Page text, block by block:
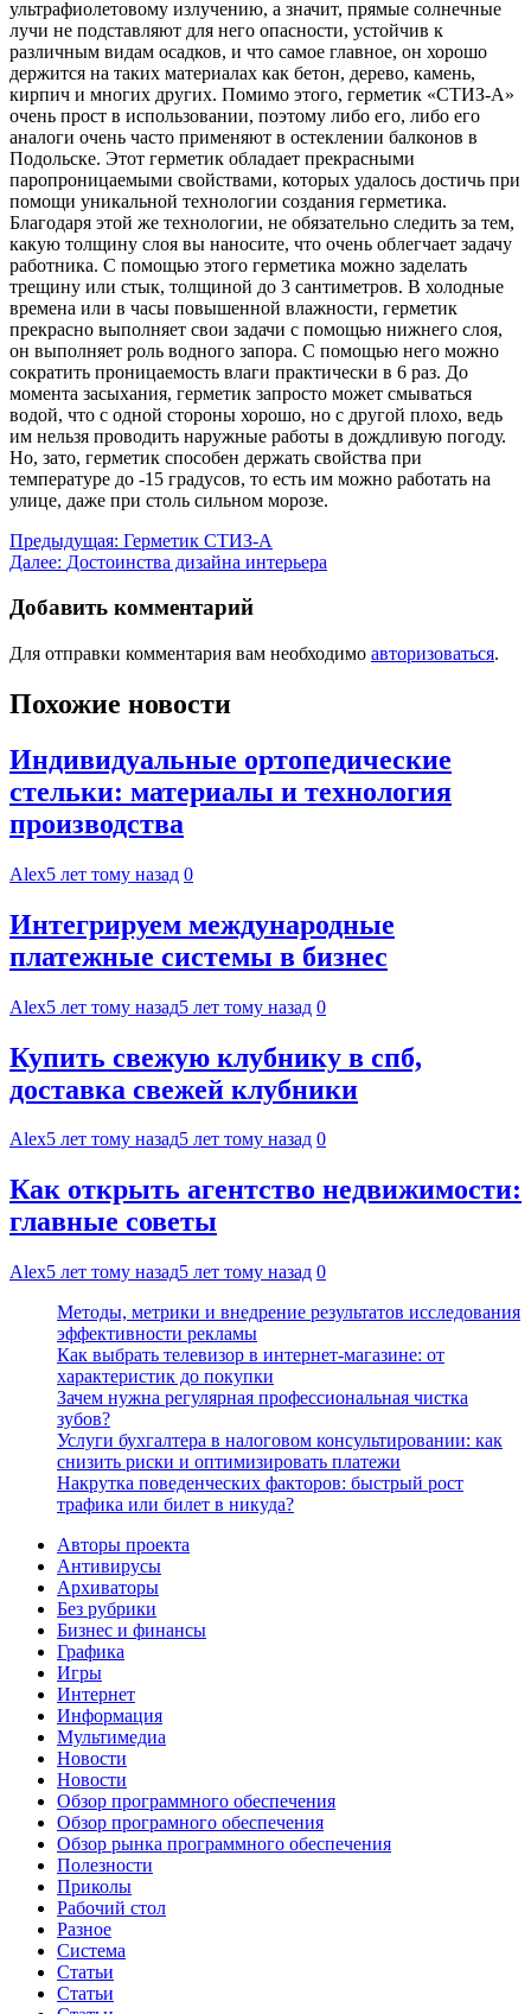
ультрафиолетовому излучению, а значит, прямые солнечные
лучи не подставляют для него опасности, устойчив к
различным видам осадков, и что самое главное, он хорошо
держится на таких материалах как бетон, дерево, камень,
кирпич и многих других. Помимо этого, герметик «СТИЗ-А»
очень прост в использовании, поэтому либо его, либо его
аналоги очень часто применяют в остеклении балконов в
Подольске. Этот герметик обладает прекрасными
паропроницаемыми свойствами, которых удалось достичь при
помощи уникальной технологии создания герметика.
Благодаря этой же технологии, не обязательно следить за тем,
какую толщину слоя вы наносите, что очень облегчает задачу
работника. С помощью этого герметика можно заделать
трещину или стык, толщиной до 3 сантиметров. В холодные
времена или в часы повышенной влажности, герметик
прекрасно выполняет свои задачи с помощью нижнего слоя,
он выполняет роль водного запора. С помощью него можно
сократить проницаемость влаги практически в 6 раз. До
момента засыхания, герметик запросто может смываться
водой, что с одной стороны хорошо, но с другой плохо, ведь
им нельзя проводить наружные работы в дождливую погоду.
Но, зато, герметик способен держать свойства при
температуре до -15 градусов, то есть им можно работать на
улице, даже при столь сильном морозе.
Навигация
по
записям
Предыдущая: Герметик СТИЗ-А
Далее: Достоинства дизайна интерьера
Добавить комментарий
Для отправки комментария вам необходимо авторизоваться.
Похожие новости
Индивидуальные ортопедические
стельки: материалы и технология
производства
Alex5 лет тому назад 0
Интегрируем международные
платежные системы в бизнес
Alex5 лет тому назад5 лет тому назад 0
Купить свежую клубнику в спб,
доставка свежей клубники
Alex5 лет тому назад5 лет тому назад 0
Как открыть агентство недвижимости:
главные советы
Alex5 лет тому назад5 лет тому назад 0
Методы, метрики и внедрение результатов исследования
эффективности рекламы
Как выбрать телевизор в интернет-магазине: от
характеристик до покупки
Зачем нужна регулярная профессиональная чистка
зубов?
Услуги бухгалтера в налоговом консультировании: как
снизить риски и оптимизировать платежи
Накрутка поведенческих факторов: быстрый рост
трафика или билет в никуда?
Авторы проекта
Антивирусы
Архиваторы
Без рубрики
Бизнес и финансы
Графика
Игры
Интернет
Информация
Мультимедиа
Новости
Новости
Обзор программного обеспечения
Обзор програмного обеспечения
Обзор рынка программного обеспечения
Полезности
Приколы
Рабочий стол
Разное
Система
Статьи
Статьи